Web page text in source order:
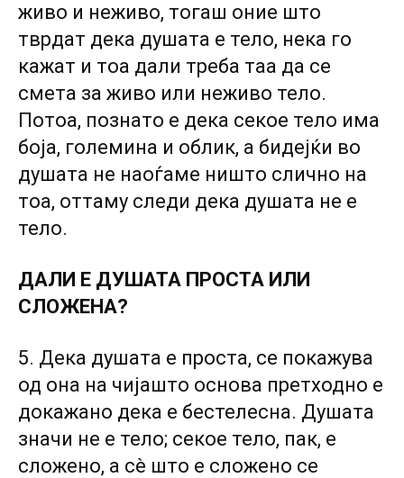
живо и неживо, тогаш оние што
тврдат дека душата е тело, нека го
кажат и тоа дали треба таа да се
смета за живо или неживо тело.
Потоа, познато е дека секое тело има
боја, големина и облик, а бидејќи во
душата не наоѓаме ништо слично на
тоа, оттаму следи дека душата не е
тело.
ДАЛИ Е ДУШАТА ПРОСТА ИЛИ
СЛОЖЕНА?
5. Дека душата е проста, се покажува
од она на чијашто основа претходно е
докажано дека е бестелесна. Душата
значи не е тело; секое тело, пак, е
сложено, а сè што е сложено се